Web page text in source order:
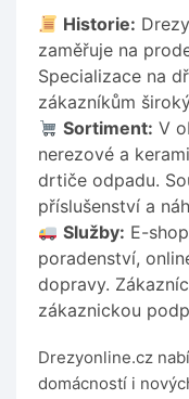
Historie:
zaměřuje na
Specializace na
zákazníkům
Sortiment: V
nerezové a
drtiče odpadu.
příslušenství a
Služby: E-
poradenství,
dopravy.
zákaznickou
Drezyonline.cz
domácností i